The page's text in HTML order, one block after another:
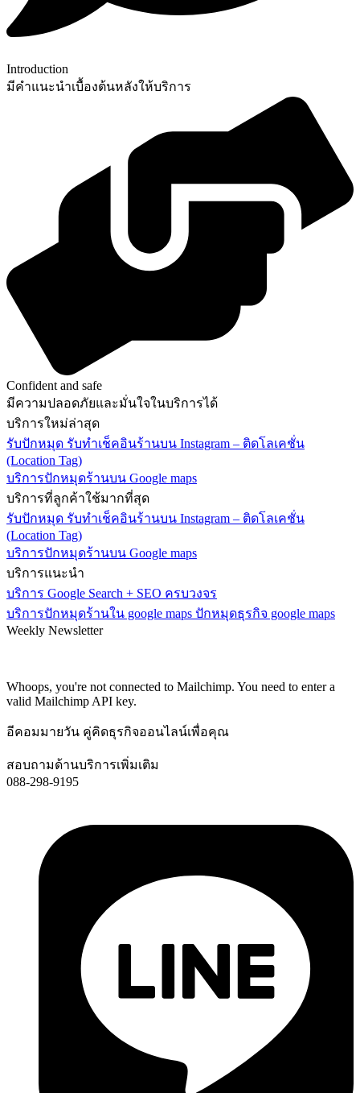
Introduction
มีคำแนะนำเบื้องต้นหลังให้บริการ
Confident and safe
มีความปลอดภัยและมั่นใจในบริการได้
บริการใหม่ล่าสุด
รับปักหมุด รับทำเช็คอินร้านบน Instagram – ติดโลเคชั่น
(Location Tag)
บริการปักหมุดร้านบน Google maps
บริการที่ลูกค้าใช้มากที่สุด
รับปักหมุด รับทำเช็คอินร้านบน Instagram – ติดโลเคชั่น
(Location Tag)
บริการปักหมุดร้านบน Google maps
บริการแนะนำ
บริการ Google Search + SEO ครบวงจร
บริการปักหมุดร้านใน google maps ปักหมุดธุรกิจ google maps
Weekly Newsletter
Whoops, you're not connected to Mailchimp. You need to enter a
valid Mailchimp API key.
อีคอมมายวัน คู่คิดธุรกิจออนไลน์เพื่อคุณ
สอบถามด้านบริการเพิ่มเติม
088-298-9195